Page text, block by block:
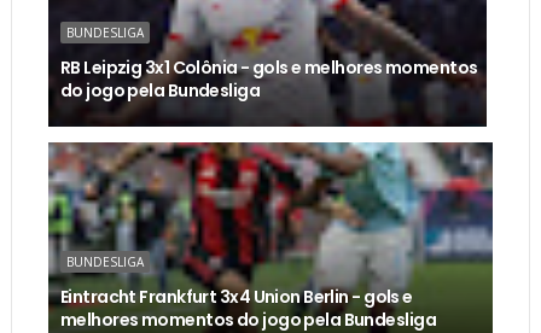
BUNDESLIGA
RB Leipzig 3x1 Colônia - gols e melhores momentos
do jogo pela Bundesliga
BUNDESLIGA
Eintracht Frankfurt 3x4 Union Berlin - gols e
melhores momentos do jogo pela Bundesliga